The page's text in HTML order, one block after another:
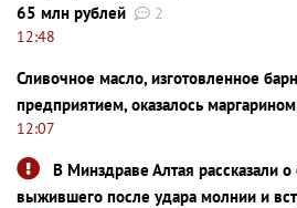
65 млн рублей
2
12:48
Сливочное масло, изготовленное
предприятием, оказалось маргарином
12:07
В Минздраве Алтая рассказали
выжившего после удара молнии и